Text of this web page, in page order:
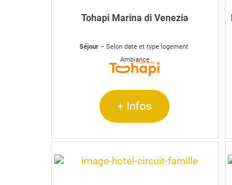
Tohapi Marina di Venezia
Séjour– Selon date et type logement
Ambiance
+ Infos